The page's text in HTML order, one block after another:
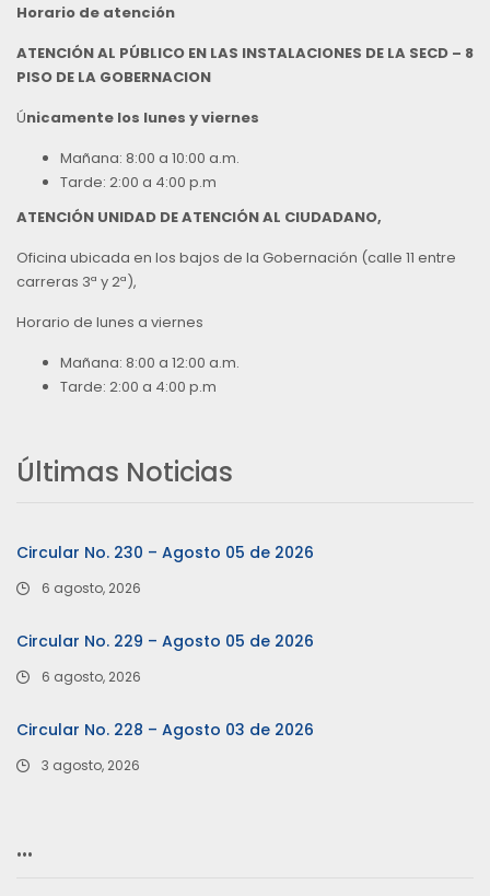
Horario de atención
ATENCIÓN AL PÚBLICO EN LAS INSTALACIONES DE LA SECD – 8
PISO DE LA GOBERNACION
Únicamente los lunes y viernes
Mañana: 8:00 a 10:00 a.m.
Tarde: 2:00 a 4:00 p.m
ATENCIÓN UNIDAD DE ATENCIÓN AL CIUDADANO,
Oficina ubicada en los bajos de la Gobernación (calle 11 entre
carreras 3ª y 2ª),
Horario de lunes a viernes
Mañana: 8:00 a 12:00 a.m.
Tarde: 2:00 a 4:00 p.m
Últimas Noticias
Circular No. 230 – Agosto 05 de 2026
6 agosto, 2026
Circular No. 229 – Agosto 05 de 2026
6 agosto, 2026
Circular No. 228 – Agosto 03 de 2026
3 agosto, 2026
…